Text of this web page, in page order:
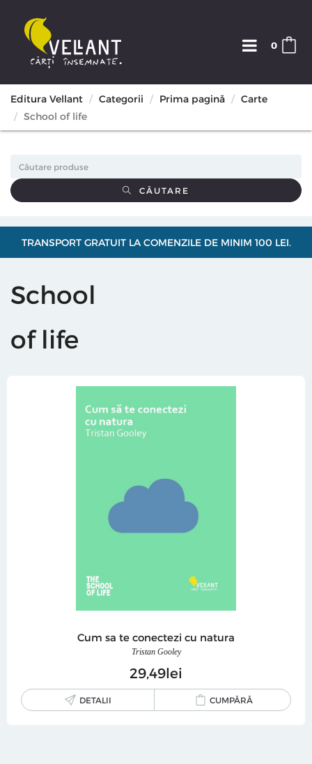
0
Editura Vellant Categorii Prima pagină
Carte
School of life
CĂUTARE
TRANSPORT GRATUIT LA COMENZILE DE MINIM 100 LEI.
School
of life
Cum sa te conectezi cu natura
Tristan Gooley
2949lei
DETALII CUMPĂRĂ